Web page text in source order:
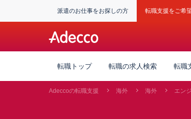
派遣のお仕事をお探しの方 転職支援をご希
転職トップ 転職の求人検索 転職
Adeccoの転職支援 海外 海外 エン